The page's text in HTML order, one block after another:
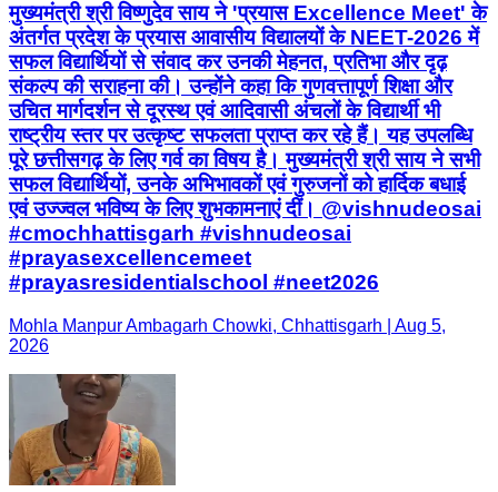
मुख्यमंत्री श्री विष्णुदेव साय ने 'प्रयास Excellence Meet' के
अंतर्गत प्रदेश के प्रयास आवासीय विद्यालयों के NEET-2026 में
सफल विद्यार्थियों से संवाद कर उनकी मेहनत, प्रतिभा और दृढ़
संकल्प की सराहना की। उन्होंने कहा कि गुणवत्तापूर्ण शिक्षा और
उचित मार्गदर्शन से दूरस्थ एवं आदिवासी अंचलों के विद्यार्थी भी
राष्ट्रीय स्तर पर उत्कृष्ट सफलता प्राप्त कर रहे हैं। यह उपलब्धि
पूरे छत्तीसगढ़ के लिए गर्व का विषय है। मुख्यमंत्री श्री साय ने सभी
सफल विद्यार्थियों, उनके अभिभावकों एवं गुरुजनों को हार्दिक बधाई
एवं उज्ज्वल भविष्य के लिए शुभकामनाएं दीं। @vishnudeosai
#cmochhattisgarh #vishnudeosai
#prayasexcellencemeet
#prayasresidentialschool #neet2026
Mohla Manpur Ambagarh Chowki, Chhattisgarh | Aug 5,
2026